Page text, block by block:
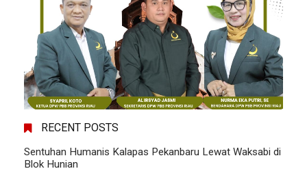
RECENT POSTS
Sentuhan Humanis Kalapas Pekanbaru Lewat Waksabi di
Blok Hunian